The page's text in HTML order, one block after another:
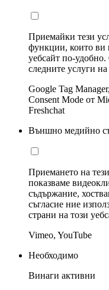
Приемайки тези
функции, които ви
уебсайт по-
следните услуги
Google Tag
Consent Mode от
Freshchat
Външно медийно
Приемането на
показваме
съдържание,
съгласие ние
страни на този
Vimeo, YouTube
Необходимо
Винаги активни